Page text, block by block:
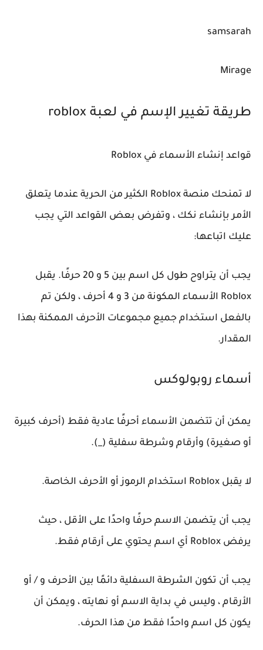
samsarah
Mirage
طريقة تغيير الإسم في لعبة roblox
قواعد إنشاء الأسماء في Roblox
لا تمنحك منصة Roblox الكثير من الحرية عندما يتعلق
الأمر بإنشاء نكك ، وتفرض بعض القواعد التي يجب
عليك اتباعها:
يجب أن يتراوح طول كل اسم بين 5 و 20 حرفًا. يقبل
Roblox الأسماء المكونة من 3 و 4 أحرف ، ولكن تم
بالفعل استخدام جميع مجموعات الأحرف الممكنة بهذا
المقدار.
أسماء روبولوكس
يمكن أن تتضمن الأسماء أحرفًا عادية فقط (أحرف كبيرة
أو صغيرة) وأرقام وشرطة سفلية (_).
لا يقبل Roblox استخدام الرموز أو الأحرف الخاصة.
يجب أن يتضمن الاسم حرفًا واحدًا على الأقل ، حيث
يرفض Roblox أي اسم يحتوي على أرقام فقط.
يجب أن تكون الشرطة السفلية دائمًا بين الأحرف و / أو
الأرقام ، وليس في بداية الاسم أو نهايته ، ويمكن أن
يكون كل اسم واحدًا فقط من هذا الحرف.